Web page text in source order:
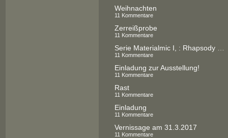
Weihnachten
11 Kommentare
Zerreißprobe
11 Kommentare
11 Kommentare
Einladung zur Ausstellung!
11 Kommentare
Rast
11 Kommentare
Einladung
11 Kommentare
Vernissage am 31.3.2017
11 Kommentare